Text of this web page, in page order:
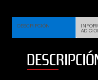
DESCRIPCIÓN